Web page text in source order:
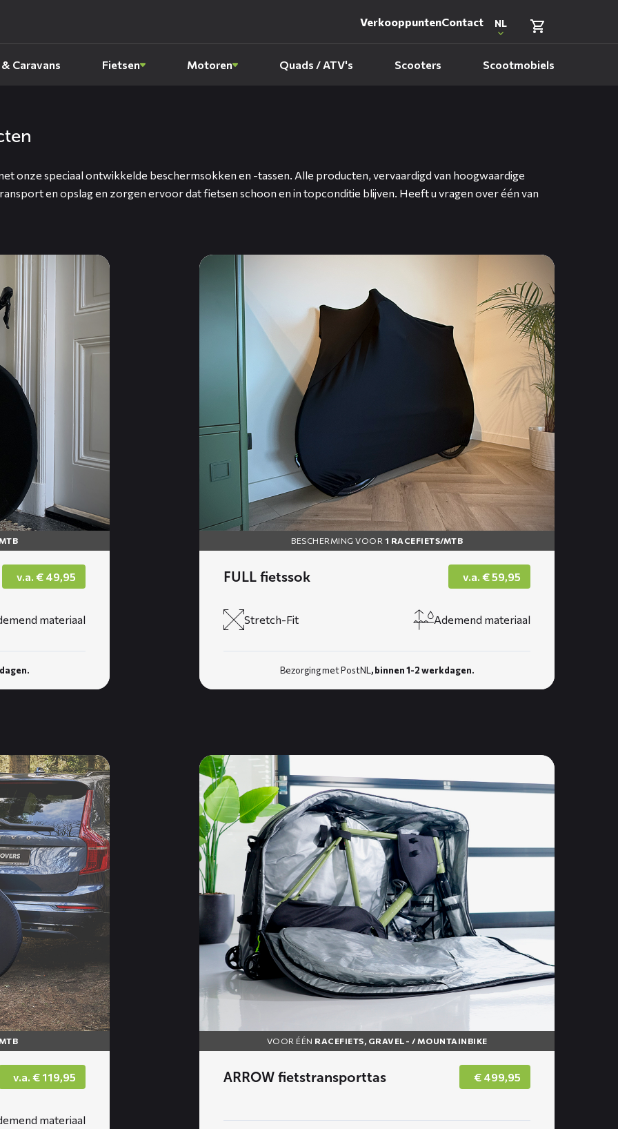
VerkooppuntenContact NL
Caravans Fietsen Motoren Quads / ATV's Scooters Scootmobiels
onze speciaal ontwikkelde beschermsokken en -tassen. Alle producten, vervaardigd van hoogwaardige
en opslag en zorgen ervoor dat fietsen schoon en in topconditie blijven. Heeft u vragen over één van
v.a. € 49,95
materiaal
Lees
fietssok
BESCHERMING VOOR 1 RACEFIETS/MTB
FULL fietssok v.a. €59,95
Stretch-Fit Ademend materiaal
Bezorging met PostNL, binnen 1-2 werkdagen.
v.a. € 119,95
materiaal
Lees
meer
over
ARROW
fietstransporttas
VOOR ÉÉN RACEFIETS, GRAVEL- / MOUNTAINBIKE
ARROW fietstransporttas € 499,95